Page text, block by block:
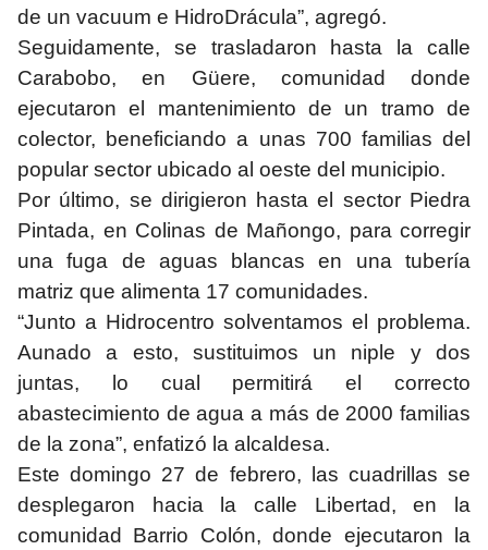
de un vacuum e HidroDrácula”, agregó.
Seguidamente, se trasladaron hasta la calle
Carabobo, en Güere, comunidad donde
ejecutaron el mantenimiento de un tramo de
colector, beneficiando a unas 700 familias del
popular sector ubicado al oeste del municipio.
Por último, se dirigieron hasta el sector Piedra
Pintada, en Colinas de Mañongo, para corregir
una fuga de aguas blancas en una tubería
matriz que alimenta 17 comunidades.
“Junto a Hidrocentro solventamos el problema.
Aunado a esto, sustituimos un niple y dos
juntas, lo cual permitirá el correcto
abastecimiento de agua a más de 2000 familias
de la zona”, enfatizó la alcaldesa.
Este domingo 27 de febrero, las cuadrillas se
desplegaron hacia la calle Libertad, en la
comunidad Barrio Colón, donde ejecutaron la